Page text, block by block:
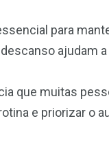
para
ajudam
que muitas
e priorizar o